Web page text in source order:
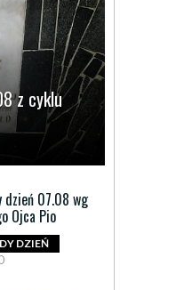
z cyklu
dzień 07.08 wg
Ojca Pio
DZIEŃ